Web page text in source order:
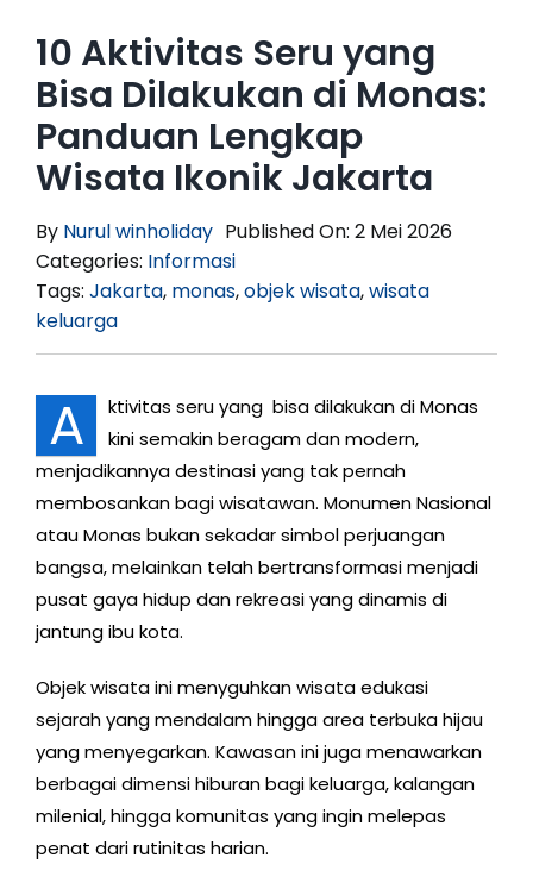
10 Aktivitas Seru yang
Bisa Dilakukan di Monas:
Panduan Lengkap
Wisata Ikonik Jakarta
By Nurul winholiday Published On: 2 Mei 2026
Categories: Informasi
Tags: Jakarta, monas,objek wisata,wisata
keluarga
A
ktivitas seru yang bisa dilakukan di Monas
kini semakin beragam dan modern,
menjadikannya destinasi yang tak pernah
membosankan bagi wisatawan. Monumen Nasional
atau Monas bukan sekadar simbol perjuangan
bangsa, melainkan telah bertransformasi menjadi
pusat gaya hidup dan rekreasi yang dinamis di
jantung ibu kota.
Objek wisata ini menyguhkan wisata edukasi
sejarah yang mendalam hingga area terbuka hijau
yang menyegarkan. Kawasan ini juga menawarkan
berbagai dimensi hiburan bagi keluarga, kalangan
milenial, hingga komunitas yang ingin melepas
penat dari rutinitas harian.